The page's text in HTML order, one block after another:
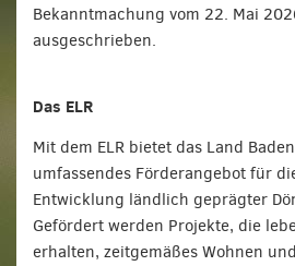
Bekanntmachung vom 22. Mai
ausgeschrieben.
Das ELR
Mit dem ELR bietet das Land
umfassendes Förderangebot für
Entwicklung ländlich geprägter
Gefördert werden Projekte, die
erhalten, zeitgemäßes Wohnen